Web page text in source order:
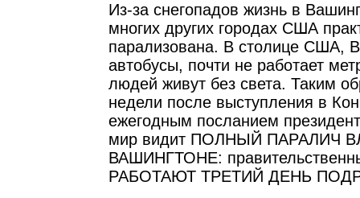
Из-за снегопадов жизнь в
многих других городах США
парализована. В столице США,
автобусы, почти не работает
людей живут без света. Таким
недели после выступления в
ежегодным посланием
мир видит ПОЛНЫЙ ПАРАЛИЧ
ВАШИНГТОНЕ:
РАБОТАЮТ ТРЕТИЙ ДЕНЬ